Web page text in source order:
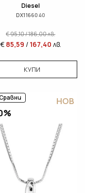
Diesel
DX1166040
€95,10/186,00лв.
€ 85,59 / 167,40 лв.
КУПИ
НОВ